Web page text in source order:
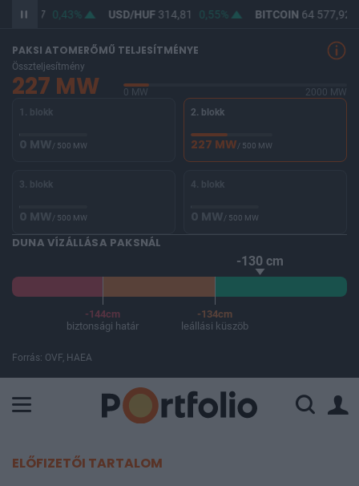
363,27 0,43% USD/HUF314,81 0,55% BITCOIN64 577,92
PAKSI ATOMERŐMŰ TELJESÍTMÉNYE
Összteljesítmény
227 MW 0 MW
2000 MW
1. blokk
0 MW/ 500 MW
2. blokk
227 MW/ 500 MW
3. blokk
0 MW/ 500 MW
4. blokk
0 MW/ 500 MW
DUNA VÍZÁLLÁSA PAKSNÁL
-130 cm
-144cm
biztonsági határ
-134cm
leállási küszöb
Forrás: OVF, HAEA
ELŐFIZETŐI TARTALOM